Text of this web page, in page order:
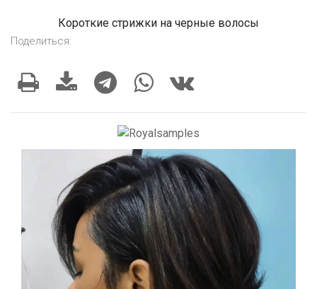
Короткие стрижки на черные волосы
Поделиться: